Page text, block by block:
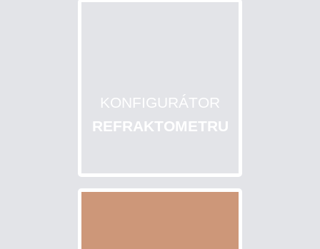
KONFIGURÁTOR
REFRAKTOMETRU